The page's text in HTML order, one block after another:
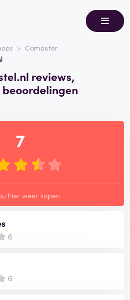
Computer
reviews,
6
6
7
hier weer kopen